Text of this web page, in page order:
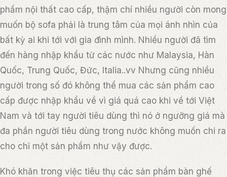
phẩm nội thất cao cấp, thậm chí nhiều người còn mong
muốn bộ sofa phải là trung tâm của mọi ánh nhìn của
bất kỳ ai khi tới với gia đình mình. Nhiều người đã tìm
đến hàng nhập khẩu từ các nước như Malaysia, Hàn
Quốc, Trung Quốc, Đức, Italia..vv Nhưng cũng nhiều
người trong số đó không thể mua các sản phẩm cao
cấp được nhập khẩu về vì giá quá cao khi về tới Việt
Nam và tới tay người tiêu dùng thì nó ở ngưỡng giá mà
đa phần người tiêu dùng trong nước không muốn chi ra
cho chỉ một sản phẩm như vậy được.
Khó khăn trong việc tiêu thụ các sản phẩm bàn ghế